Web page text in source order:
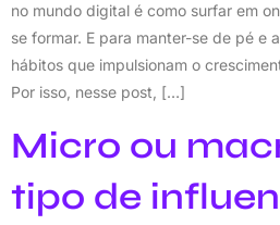
no mundo digital é como surfar em
se formar. E para manter-se de pé e
hábitos que impulsionam o
Por isso, nesse post, […]
Micro ou
tipo de